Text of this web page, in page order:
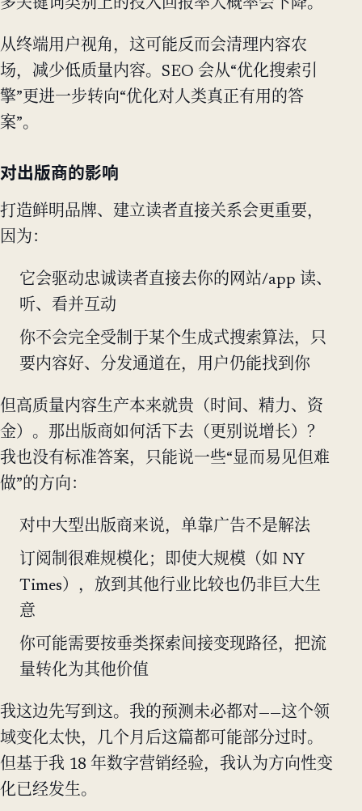
多关键词类别上的投入回报率大概率会下降。
从终端用户视角，这可能反而会清理内容农
场，减少低质量内容。SEO 会从“优化搜索引
擎”更进一步转向“优化对人类真正有用的答
案”。
对出版商的影响
打造鲜明品牌、建立读者直接关系会更重要，
因为：
它会驱动忠诚读者直接去你的网站/app 读、
听、看并互动
你不会完全受制于某个生成式搜索算法，只
要内容好、分发通道在，用户仍能找到你
但高质量内容生产本来就贵（时间、精力、资
金）。那出版商如何活下去（更别说增长）？
我也没有标准答案，只能说一些“显而易见但难
做”的方向：
对中大型出版商来说，单靠广告不是解法
订阅制很难规模化；即使大规模（如 NY
Times），放到其他行业比较也仍非巨大生
意
你可能需要按垂类探索间接变现路径，把流
量转化为其他价值
我这边先写到这。我的预测未必都对——这个领
域变化太快，几个月后这篇都可能部分过时。
但基于我 18 年数字营销经验，我认为方向性变
化已经发生。